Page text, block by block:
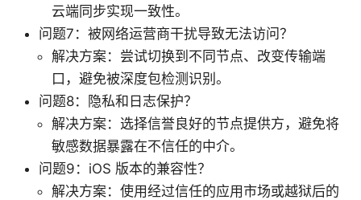
云端同步实现一致性。
问题7：被网络运营商干扰导致无法访问？
解决方案：尝试切换到不同节点、改变传输端
口，避免被深度包检测识别。
问题8：隐私和日志保护？
解决方案：选择信誉良好的节点提供方，避免将
敏感数据暴露在不信任的中介。
问题9：iOS 版本的兼容性？
解决方案：使用经过信任的应用市场或越狱后的